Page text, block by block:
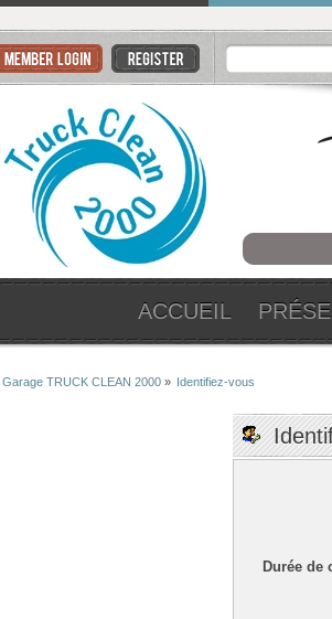
ACCUEIL
Garage TRUCK CLEAN 2000» Identifiez-vous
Durée de